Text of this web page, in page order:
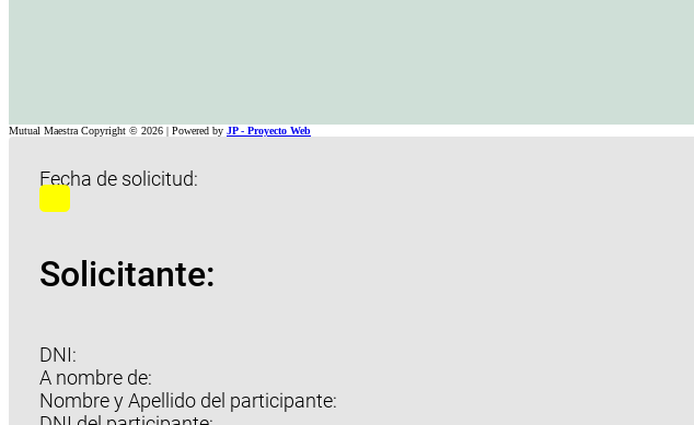
Mutual Maestra Copyright © 2026 | Powered by JP - Proyecto Web
Fecha de solicitud:
Solicitante:
DNI:
A nombre de:
Nombre y Apellido del participante: